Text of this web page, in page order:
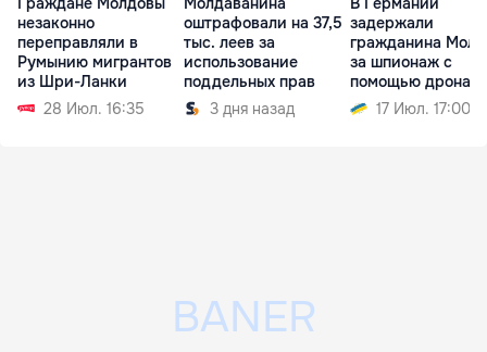
незаконно
переправляли в
Румынию мигрантов
из Шри-Ланки
28 Июл. 16:35
оштрафовали на 37,5
тыс. леев за
использование
поддельных прав
3 дня назад
задержали
гражданина
за шпионаж с
помощью дрона
17 Июл. 17:00